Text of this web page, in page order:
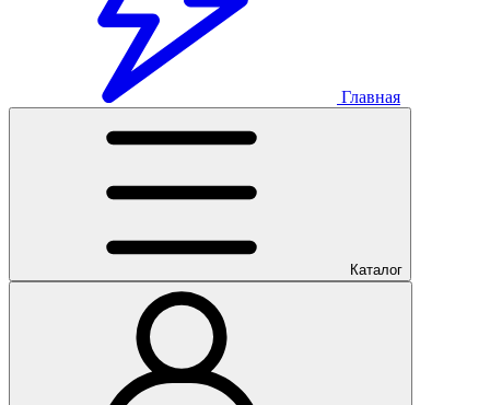
Главная
Каталог